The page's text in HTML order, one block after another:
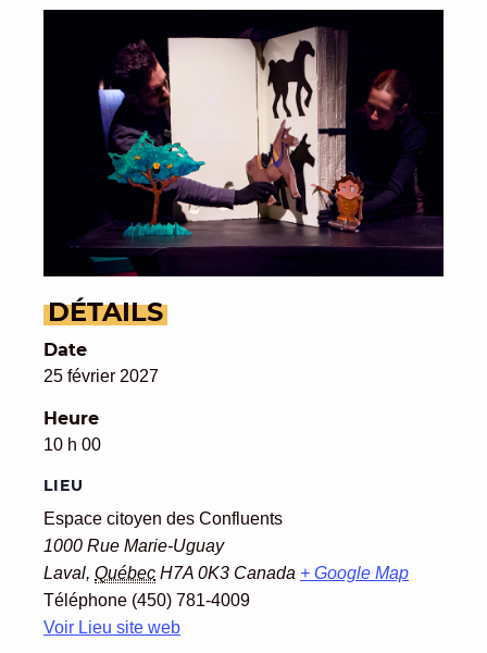
DÉTAILS
Date
25 février 2027
Heure
10 h 00
LIEU
Espace citoyen des Confluents
1000 Rue Marie-Uguay
Laval, Québec H7A 0K3 Canada + Google Map
Téléphone (450) 781-4009
Voir Lieu site web